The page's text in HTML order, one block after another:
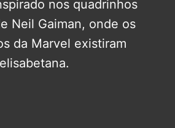
nos quadrinhos
Neil Gaiman, onde os
da Marvel existiram